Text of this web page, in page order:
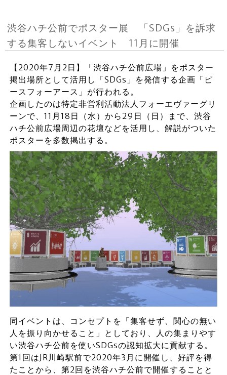
渋谷ハチ公前でポスター展 「SDGs」を訴求
する集客しないイベント 11月に開催
【2020年7月2日】「渋谷ハチ公前広場」をポスター
掲出場所として活用し「SDGs」を発信する企画「ピ
ースフォーアース」が行われる。
企画したのは特定非営利活動法人フォーエヴァーグリ
ーンで、11月18日（水）から29日（日）まで、渋谷
ハチ公前広場周辺の花壇などを活用し、解説がついた
ポスターを多数掲出する。
同イベントは、コンセプトを「集客せず、関心の無い
人を振り向かせること」としており、人の集まりやす
い渋谷ハチ公前を使いSDGsの認知拡大に貢献する。
第1回はJR川崎駅前で2020年3月に開催し、好評を得
たことから、第2回を渋谷ハチ公前で開催することと